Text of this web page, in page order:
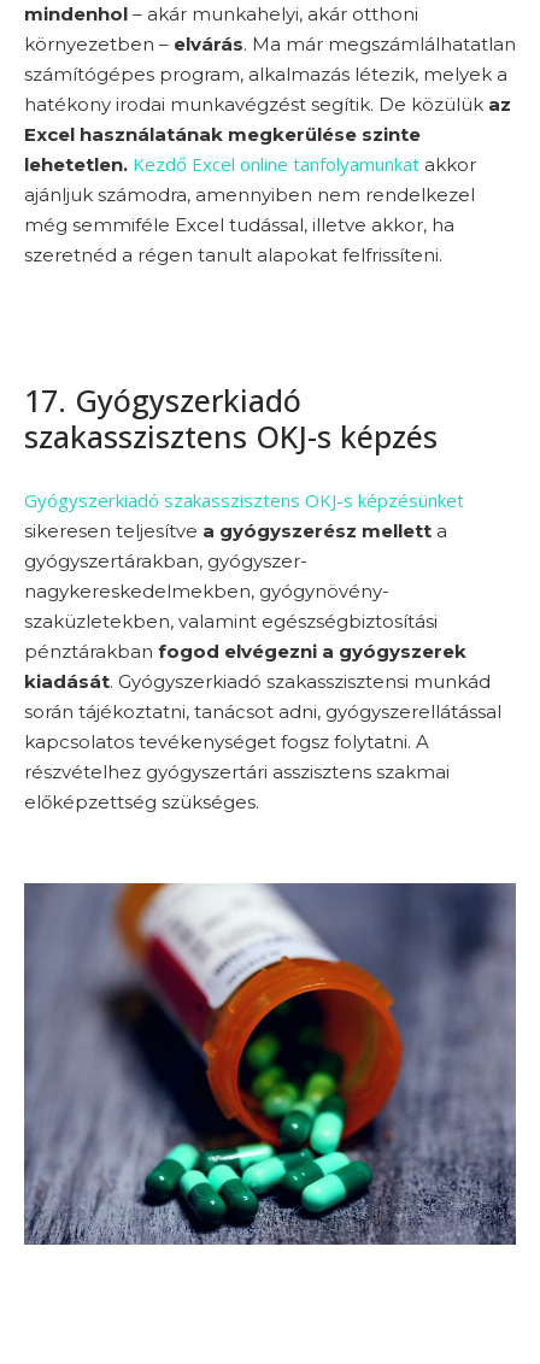
mindenhol – akár munkahelyi, akár otthoni
környezetben – elvárás. Ma már megszámlálhatatlan
számítógépes program, alkalmazás létezik, melyek a
hatékony irodai munkavégzést segítik. De közülük az
Excel használatának megkerülése szinte
lehetetlen. Kezdő Excel online tanfolyamunkat akkor
ajánljuk számodra, amennyiben nem rendelkezel
még semmiféle Excel tudással, illetve akkor, ha
szeretnéd a régen tanult alapokat felfrissíteni.
17. Gyógyszerkiadó
szakasszisztens OKJ-s képzés
Gyógyszerkiadó szakasszisztens OKJ-s képzésünket
sikeresen teljesítve a gyógyszerész mellett a
gyógyszertárakban, gyógyszer-
nagykereskedelmekben, gyógynövény-
szaküzletekben, valamint egészségbiztosítási
pénztárakban fogod elvégezni a gyógyszerek
kiadását. Gyógyszerkiadó szakasszisztensi munkád
során tájékoztatni, tanácsot adni, gyógyszerellátással
kapcsolatos tevékenységet fogsz folytatni. A
részvételhez gyógyszertári asszisztens szakmai
előképzettség szükséges.